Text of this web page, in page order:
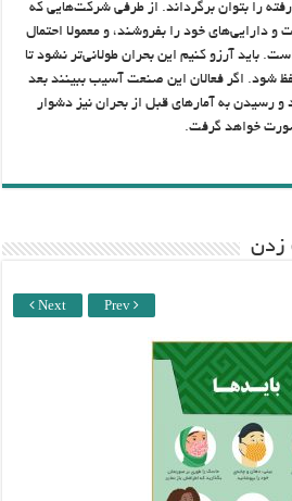
را بتوان برگرداند. از طرفی شرکت‌هایی که
دارایی‌های خود را بفروشند، و معمولا احتمال
باید آرزو کنیم این بحران طولانی‌تر نشود تا
اگر فعالان این صنعت آسیب ببینند بعد
و رسیدن به آمارهای قبل از بحران نیز دشوار
صورت خواهد گرفت.
زدن
Next Prev